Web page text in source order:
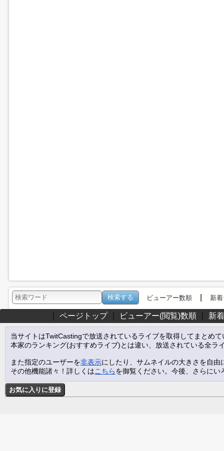
ビューアー数順| 新
ページトップ｜ ビューアー(閲覧)数順｜ 新
当サイトはTwitCastingで放送されているライブを取得してまとめ
本家のランキング(おすすめライブ)とは違い、放送されている全ラ
また指定のユーザーを非表示にしたり、サムネイルの大きさを自
その他機能諸々！詳しくはこちらを御覧ください。今後、さらに